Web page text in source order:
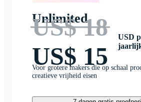
Unlimited
US$ 18
US$ 15
USD
Voor grotere makers die op schaal
creatieve vrijheid eisen